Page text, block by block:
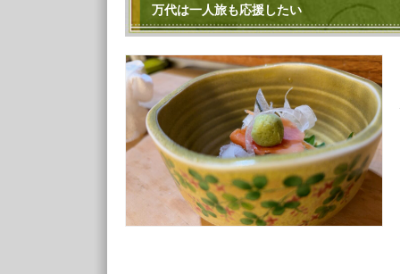
万代は一人旅も応援したい